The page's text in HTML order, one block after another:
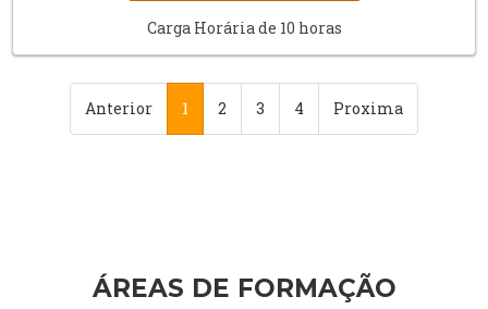
Carga Horária de 10 horas
Anterior 1 2 3 4 Proxima
ÁREAS DE FORMAÇÃO